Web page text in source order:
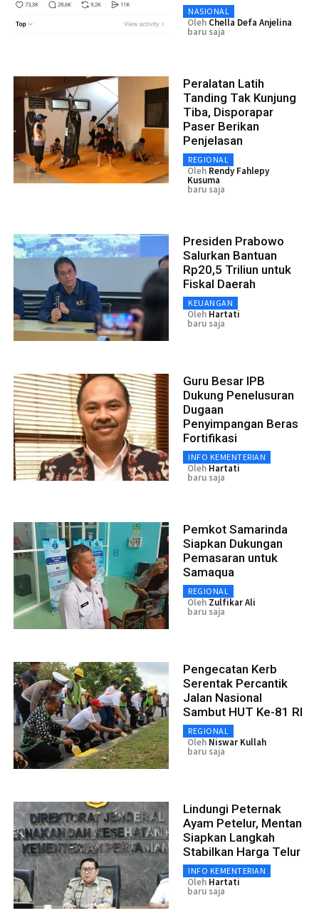
NASIONAL
Oleh Chella Defa Anjelina
baru saja
Peralatan Latih
Tanding Tak Kunjung
Tiba, Disporapar
Paser Berikan
Penjelasan
REGIONAL
Oleh Rendy Fahlepy
Kusuma
baru saja
Presiden Prabowo
Salurkan Bantuan
Rp20,5 Triliun untuk
Fiskal Daerah
KEUANGAN
Oleh Hartati
baru saja
Guru Besar IPB
Dukung Penelusuran
Dugaan
Penyimpangan Beras
Fortifikasi
INFO KEMENTERIAN
Oleh Hartati
baru saja
Pemkot Samarinda
Siapkan Dukungan
Pemasaran untuk
Samaqua
REGIONAL
Oleh Zulfikar Ali
baru saja
Pengecatan Kerb
Serentak Percantik
Jalan Nasional
Sambut HUT Ke-81 RI
REGIONAL
Oleh Niswar Kullah
baru saja
Lindungi Peternak
Ayam Petelur, Mentan
Siapkan Langkah
Stabilkan Harga Telur
INFO KEMENTERIAN
Oleh Hartati
baru saja